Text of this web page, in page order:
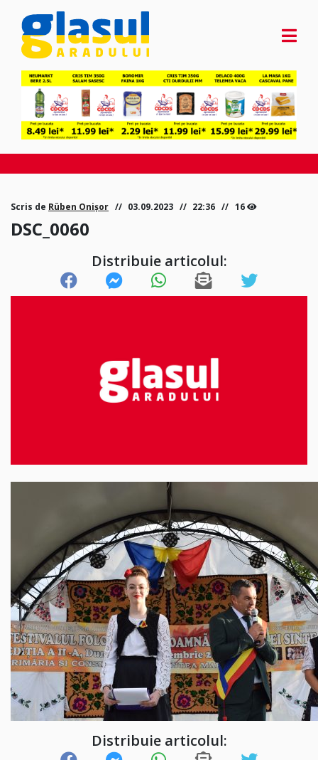
Scris de Rüben Onișor 03.09.2023 22:36 16
DSC_0060
Distribuie articolul:
Distribuie articolul: